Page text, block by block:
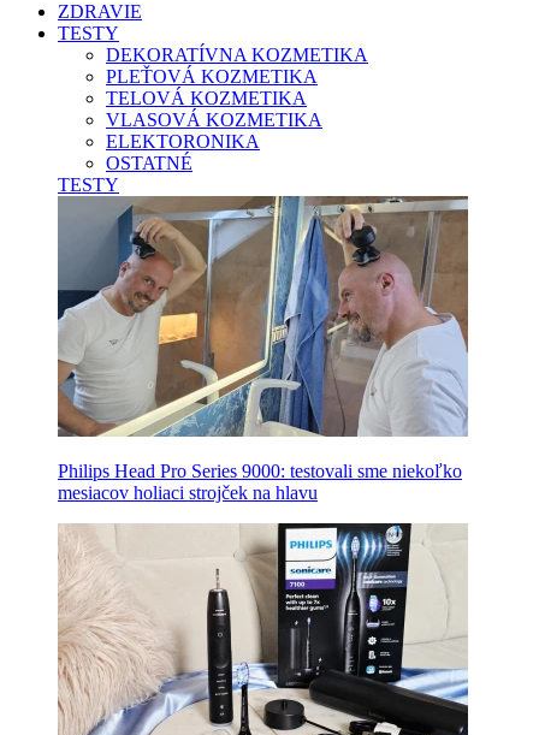
ZDRAVIE
TESTY
DEKORATÍVNA KOZMETIKA
PLEŤOVÁ KOZMETIKA
TELOVÁ KOZMETIKA
VLASOVÁ KOZMETIKA
ELEKTORONIKA
OSTATNÉ
TESTY
Philips Head Pro Series 9000: testovali sme niekoľko
mesiacov holiaci strojček na hlavu